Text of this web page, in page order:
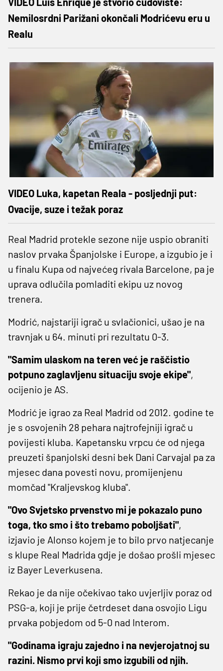
Nemilosrdni Parižani okončali Modrićevu eru u
Realu
VIDEO Luka, kapetan Reala - posljednji put:
Ovacije, suze i težak poraz
Real Madrid protekle sezone nije uspio obraniti
naslov prvaka Španjolske i Europe, a izgubio je i
u finalu Kupa od najvećeg rivala Barcelone, pa je
uprava odlučila pomladiti ekipu uz novog
trenera.
Modrić, najstariji igrač u svlačionici, ušao je na
travnjak u 64. minuti pri rezultatu 0-3.
"Samim ulaskom na teren već je raščistio
potpuno zaglavljenu situaciju svoje ekipe",
ocijenio je AS.
Modrić je igrao za Real Madrid od 2012. godine te
je s osvojenih 28 pehara najtrofejniji igrač u
povijesti kluba. Kapetansku vrpcu će od njega
preuzeti španjolski desni bek Dani Carvajal pa za
mjesec dana povesti novu, promijenjenu
momčad "Kraljevskog kluba".
"Ovo Svjetsko prvenstvo mi je pokazalo puno
toga, tko smo i što trebamo poboljšati",
izjavio je Alonso kojem je to bilo prvo natjecanje
s klupe Real Madrida gdje je došao prošli mjesec
iz Bayer Leverkusena.
Rekao je da nije očekivao tako uvjerljiv poraz od
PSG-a, koji je prije četrdeset dana osvojio Ligu
prvaka pobjedom od 5-0 nad Interom.
"Godinama igraju zajedno i na nevjerojatnoj su
razini. Nismo prvi koji smo izgubili od njih.